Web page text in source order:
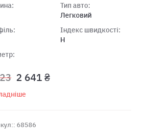
Тип авто:
Легковий
Індекс швидкості:
H
2 641 ₴
68586